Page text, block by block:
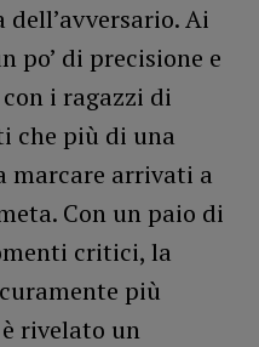
Ai
po’ di precisione e
i ragazzi di
che più di una
marcare arrivati a
Con un paio di
critici, la
più
rivelato un